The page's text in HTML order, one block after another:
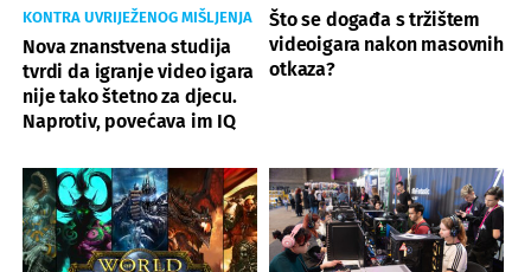
KONTRA UVRIJEŽENOG MIŠLJENJA
Nova znanstvena studija
tvrdi da igranje video igara
nije tako štetno za djecu.
Naprotiv, povećava im IQ
Što se događa s tržištem
videoigara nakon masovnih
otkaza?